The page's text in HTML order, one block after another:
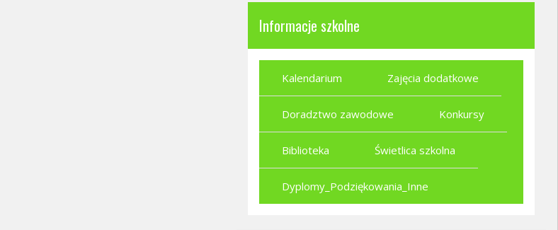
Informacje szkolne
Kalendarium Zajęcia dodatkowe
Doradztwo zawodowe Konkursy
Biblioteka Świetlica szkolna
Dyplomy_Podziękowania_Inne